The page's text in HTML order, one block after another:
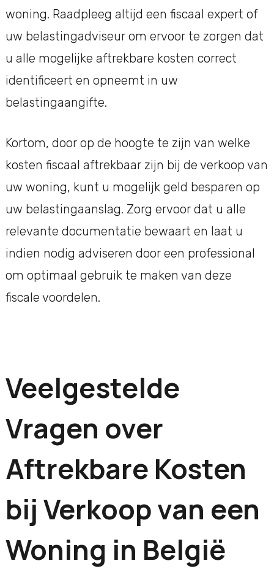
woning. Raadpleeg altijd een fiscaal expert of
uw belastingadviseur om ervoor te zorgen dat
u alle mogelijke aftrekbare kosten correct
identificeert en opneemt in uw
belastingaangifte.
Kortom, door op de hoogte te zijn van welke
kosten fiscaal aftrekbaar zijn bij de verkoop van
uw woning, kunt u mogelijk geld besparen op
uw belastingaanslag. Zorg ervoor dat u alle
relevante documentatie bewaart en laat u
indien nodig adviseren door een professional
om optimaal gebruik te maken van deze
fiscale voordelen.
Veelgestelde
Vragen over
Aftrekbare Kosten
bij Verkoop van een
Woning in België